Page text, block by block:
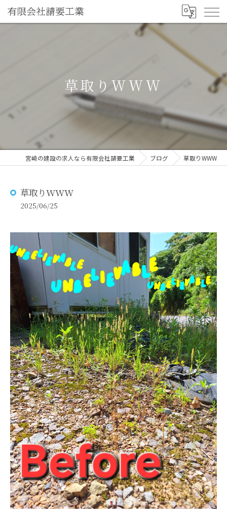
草取りWWW
宮崎の建設の求人なら有限会社請要工業 ブログ 草取りWWW
草取りWWW
2025/06/25